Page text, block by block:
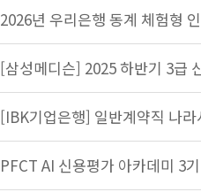
2026년 우리은행 동계 체험형
[삼성메디슨] 2025 하반기 3급
[IBK기업은행] 일반계약직 나
PFCT AI 신용평가 아카데미 3